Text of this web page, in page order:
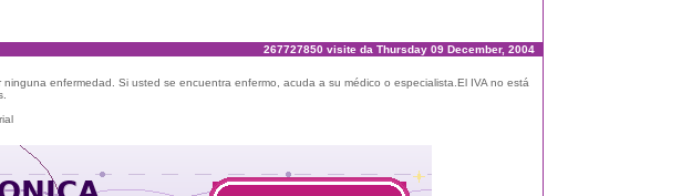
267727850 visite da Thursday 09 December, 2004
enfermedad. Si usted se encuentra enfermo, acuda a su médico o especialista.El IVA no está